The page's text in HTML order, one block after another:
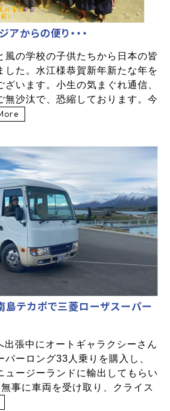
からの便り・・・
風の学校の子供たちから日本の皆
した。水江様恭賀新年新たな年を
います。小生の気まぐれ通信、
無沙汰で、恐縮しております。今
島テカポで三菱ローザスーパー
出張中にオートギャラクシーさん
ーロング33人乗りを購入し、
ュージーランドに輸出してもらい
事に車両を受け取り、クライス